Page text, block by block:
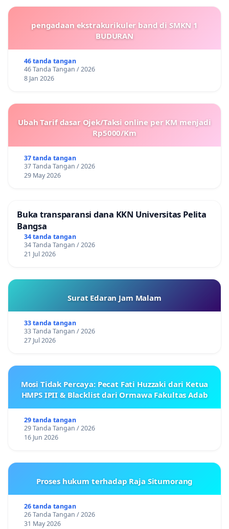
pengadaan ekstrakurikuler band di SMKN 1
BUDURAN
46 tanda tangan
46 Tanda Tangan / 2026
8 Jan 2026
Ubah Tarif dasar Ojek/Taksi online per KM menjadi
Rp5000/Km
37 tanda tangan
37 Tanda Tangan / 2026
29 May 2026
Buka transparansi dana KKN Universitas Pelita
Bangsa
34 tanda tangan
34 Tanda Tangan / 2026
21 Jul 2026
Surat Edaran Jam Malam
33 tanda tangan
33 Tanda Tangan / 2026
27 Jul 2026
Mosi Tidak Percaya: Pecat Fati Huzzaki dari Ketua
HMPS IPII & Blacklist dari Ormawa Fakultas Adab
29 tanda tangan
29 Tanda Tangan / 2026
16 Jun 2026
Proses hukum terhadap Raja Situmorang
26 tanda tangan
26 Tanda Tangan / 2026
31 May 2026